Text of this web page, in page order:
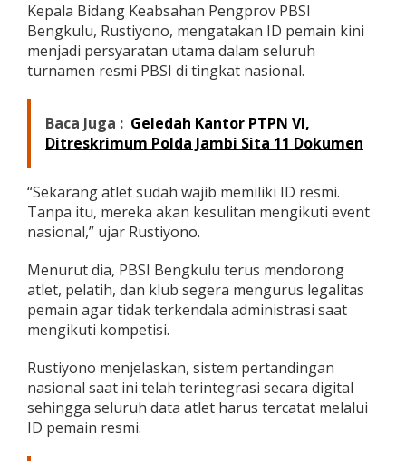
R
e
s
i
Kepala Bidang Keabsahan Pengprov PBSI
Bengkulu, Rustiyono, mengatakan ID pemain kini
menjadi persyaratan utama dalam seluruh
turnamen resmi PBSI di tingkat nasional.
Baca Juga : Geledah Kantor PTPN VI,
Ditreskrimum Polda Jambi Sita 11 Dokumen
“Sekarang atlet sudah wajib memiliki ID resmi.
Tanpa itu, mereka akan kesulitan mengikuti event
nasional,” ujar Rustiyono.
Menurut dia, PBSI Bengkulu terus mendorong
atlet, pelatih, dan klub segera mengurus legalitas
pemain agar tidak terkendala administrasi saat
mengikuti kompetisi.
Rustiyono menjelaskan, sistem pertandingan
nasional saat ini telah terintegrasi secara digital
sehingga seluruh data atlet harus tercatat melalui
ID pemain resmi.